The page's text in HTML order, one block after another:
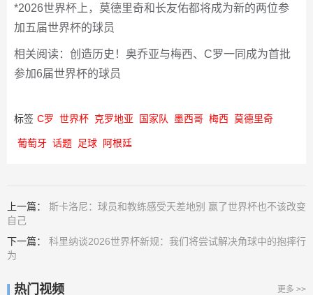
*2026世界杯上，莫德里奇和长友佑都将成为新的两位参
加五届世界杯的球员
相关阅读：创造历史！奥乔亚与梅西、C罗一同成为首批
参加6届世界杯的球员
标签 C罗 世界杯 克罗地亚 国家队 墨西哥 梅西 莫德里奇
葡萄牙 话题 足球 阿根廷
上一篇： 斯卡洛尼：球员和教练感受天差地别 赢了世界杯也不该改变
自己
下一篇： 科里纳谈2026世界杯新规：我们将尝试解决角球中的抱摔行
为
热门视频 更多 >>